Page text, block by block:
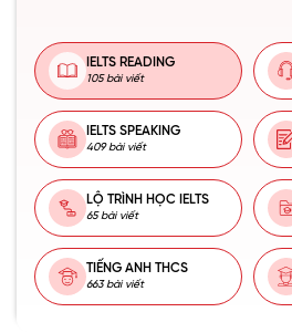
IELTS READING
105 bài viết
IELTS SPEAKING
409 bài viết
LỘ TRÌNH HỌC IELTS
65 bài viết
TIẾNG ANH THCS
663 bài viết